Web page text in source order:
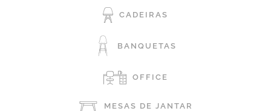
CADEIRAS
BANQUETAS
OFFICE
MESAS DE JANTAR